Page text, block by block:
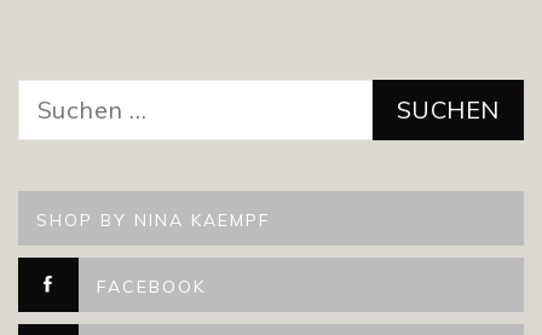
nach:
SHOP BY NINA KAEMPF
FACEBOOK